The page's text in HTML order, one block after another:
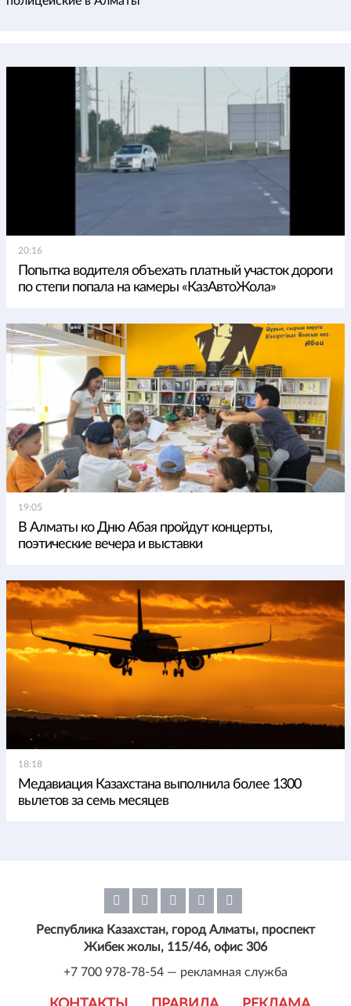
20:16
Попытка водителя объехать платный участок дороги
по степи попала на камеры «КазАвтоЖола»
19:05
В Алматы ко Дню Абая пройдут концерты,
поэтические вечера и выставки
18:18
Медавиация Казахстана выполнила более 1300
вылетов за семь месяцев
Республика Казахстан, город Алматы, проспект
Жибек жолы, 115/46, офис 306
+7 700 978-78-54 — рекламная служба